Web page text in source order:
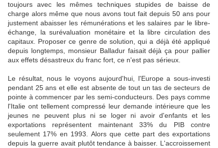
toujours avec les mêmes techniques stupides de baisse de
charge alors même que nous avons tout fait depuis 50 ans pour
justement abaisser les rémunérations et les salaires par le libre-
échange, la surévaluation monétaire et la libre circulation des
capitaux. Proposer ce genre de solution, qui a déjà été appliqué
depuis longtemps, monsieur Balladur faisait déjà ça pour pallier
aux effets désastreux du franc fort, ce n'est pas sérieux.
Le résultat, nous le voyons aujourd'hui, l'Europe a sous-investi
pendant 25 ans et elle est absente de tout un tas de secteurs de
pointe à commencer par les semi-conducteurs. Des pays comme
l'Italie ont tellement compressé leur demande intérieure que les
jeunes ne peuvent plus ni se loger ni avoir d'enfants et les
exportations représentent maintenant 33% du PIB contre
seulement 17% en 1993. Alors que cette part des exportations
depuis la guerre avait plutôt tendance à baisser. L'accroissement